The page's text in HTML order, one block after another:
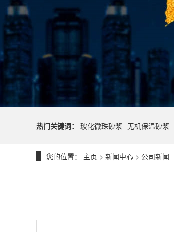
热门关键词： 玻化微珠砂浆 无机保温砂浆
您的位置： 主页 > 新闻中心 > 公司新闻